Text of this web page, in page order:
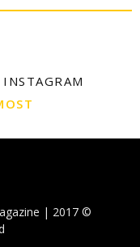
| 2017 ©